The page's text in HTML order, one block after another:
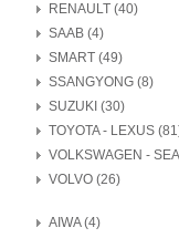
RENAULT (40)
SAAB (4)
SMART (49)
SSANGYONG (8)
SUZUKI (30)
TOYOTA - LEXUS
VOLKSWAGEN -
VOLVO (26)
AIWA (4)